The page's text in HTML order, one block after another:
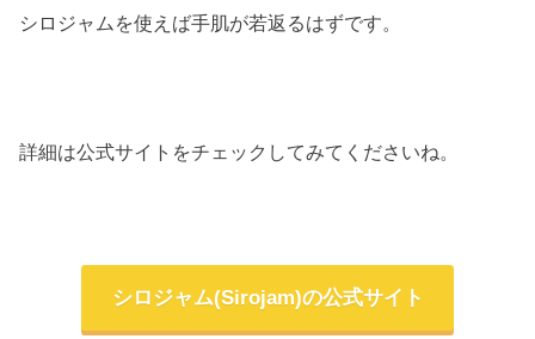
シロジャムを使えば手肌が若返るはずです。
詳細は公式サイトをチェックしてみてくださいね。
シロジャム(Sirojam)の公式サイト